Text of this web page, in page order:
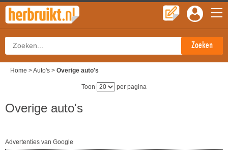
Home >Auto's > Overige auto's
Toon per pagina
Overige auto's
Advertenties van Google